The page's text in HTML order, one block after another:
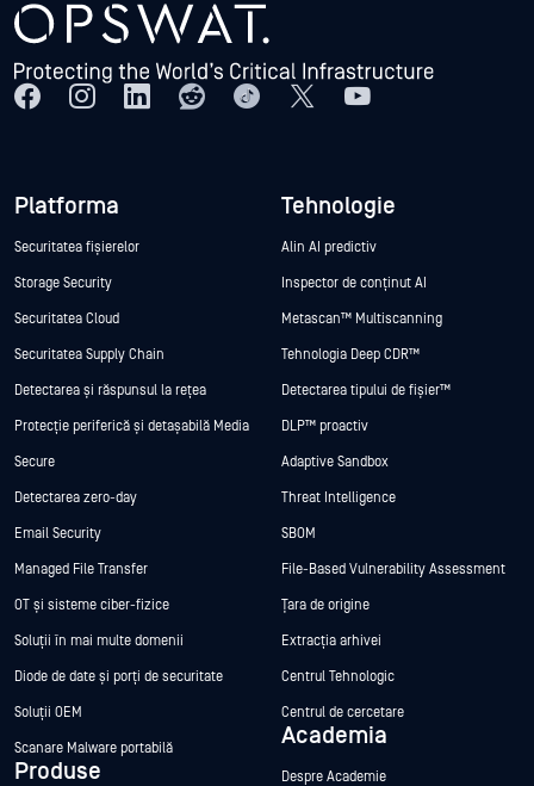
Platforma
Securitatea fișierelor
Storage Security
Securitatea Cloud
Securitatea Supply Chain
Detectarea și răspunsul la rețea
Protecție periferică și detașabilă Media
Secure
Detectarea zero-day
Email Security
Managed File Transfer
OT și sisteme ciber-fizice
Soluții în mai multe domenii
Diode de date și porți de securitate
Soluții OEM
Scanare Malware portabilă
Produse
Tehnologie
Alin AI predictiv
Inspector de conținut AI
Metascan™ Multiscanning
Tehnologia Deep CDR™
Detectarea tipului de fișier™
DLP™ proactiv
Adaptive Sandbox
Threat Intelligence
SBOM
File-Based Vulnerability Assessment
Țara de origine
Extracția arhivei
Centrul Tehnologic
Centrul de cercetare
Academia
Despre Academie